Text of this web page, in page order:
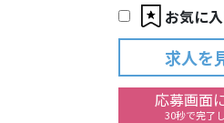
お気に
求人を
応募画面
30秒で完了